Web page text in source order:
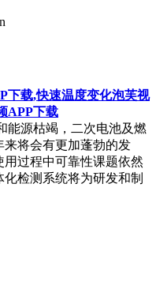
下载,快速温度变化泡芙视
APP下载
源枯竭，二次电池及燃
来将会有更加蓬勃的发
到使用过程中可靠性课题依然
化检测系统将为研发和制